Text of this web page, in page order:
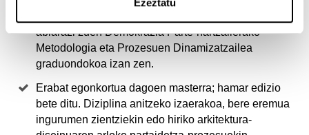
Ezeztatu
abiarazi zuen Demokrazia Parte-hartzailerako
Metodologia eta Prozesuen Dinamizatzailea
graduondokoa izan zen.
Erabat egonkortua dagoen masterra; hamar edizio
bete ditu. Diziplina anitzeko izaerakoa, bere eremua
ingurumen zientziekin edo hiriko arkitektura-